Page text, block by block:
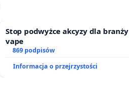
Stop podwyżce akcyzy dla branży
vape
869 podpisów
Informacja o przejrzystości